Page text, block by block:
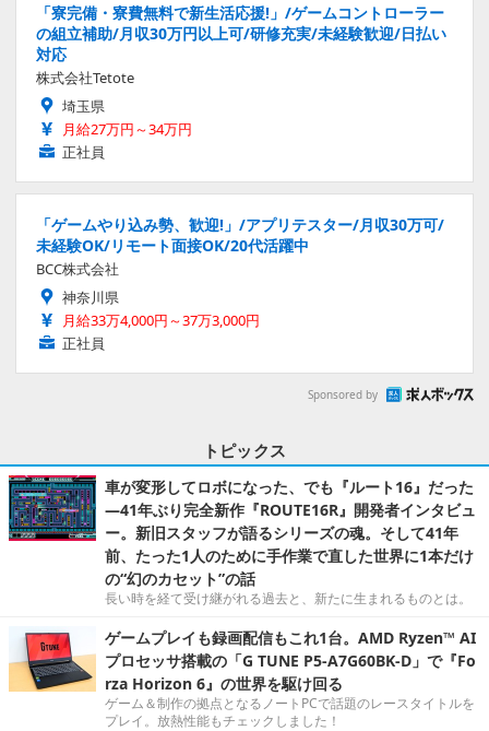
「寮完備・寮費無料で新生活応援!」/ゲームコントローラー
の組立補助/月収30万円以上可/研修充実/未経験歓迎/日払い
対応
株式会社Tetote
埼玉県
月給27万円～34万円
正社員
「ゲームやり込み勢、歓迎!」/アプリテスター/月収30万可/
未経験OK/リモート面接OK/20代活躍中
BCC株式会社
神奈川県
月給33万4,000円～37万3,000円
正社員
Sponsored by
トピックス
車が変形してロボになった、でも『ルート16』だった
―41年ぶり完全新作『ROUTE16R』開発者インタビュ
ー。新旧スタッフが語るシリーズの魂。そして41年
前、たった1人のために手作業で直した世界に1本だけ
の“幻のカセット”の話
長い時を経て受け継がれる過去と、新たに生まれるものとは。
ゲームプレイも録画配信もこれ1台。AMD Ryzen™ AI
プロセッサ搭載の「G TUNE P5-A7G60BK-D」で『Fo
rza Horizon 6』の世界を駆け回る
ゲーム＆制作の拠点となるノートPCで話題のレースタイトルを
プレイ。放熱性能もチェックしました！